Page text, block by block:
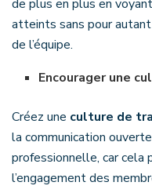
de plus en plus en
atteints sans pour
de l’équipe.
Encourager une
Créez une culture de
la communication
professionnelle, car cela
l’engagement des